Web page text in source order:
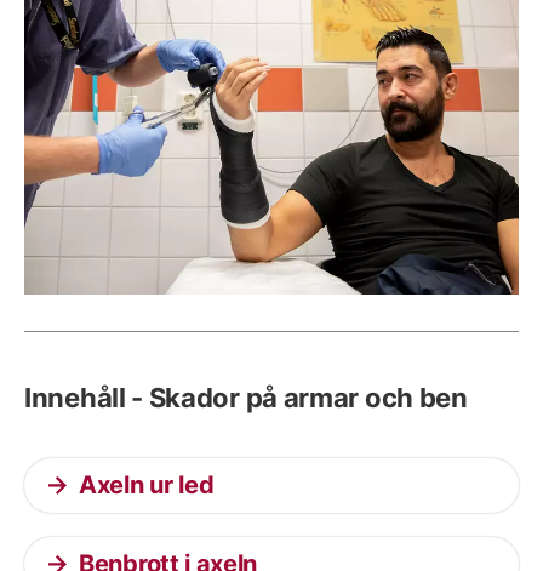
Innehåll - Skador på armar och ben
Axeln ur led
Benbrott i axeln